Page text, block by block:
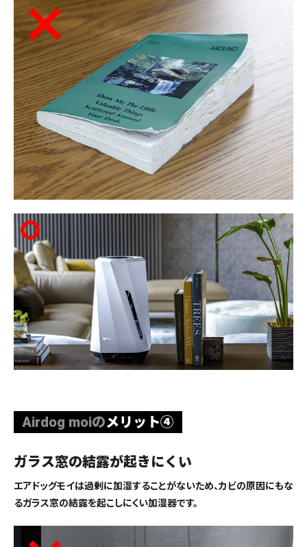
Airdog moiのメリット④
ガラス窓の結露が起きにくい
エアドッグモイは過剰に加湿することがないため、カビの原因にもな
るガラス窓の結露を起こしにくい加湿器です。